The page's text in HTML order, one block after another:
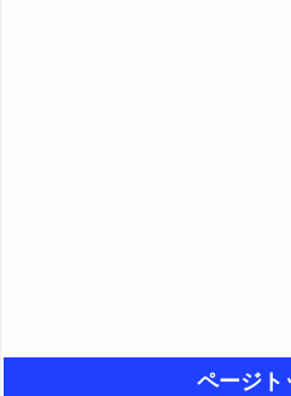
ページト